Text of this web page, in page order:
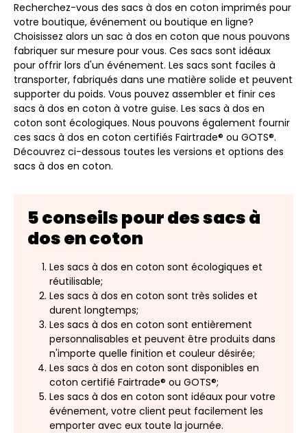
Recherchez-vous des sacs à dos en coton imprimés pour
votre boutique, événement ou boutique en ligne?
Choisissez alors un sac à dos en coton que nous pouvons
fabriquer sur mesure pour vous. Ces sacs sont idéaux
pour offrir lors d'un événement. Les sacs sont faciles à
transporter, fabriqués dans une matière solide et peuvent
supporter du poids. Vous pouvez assembler et finir ces
sacs à dos en coton à votre guise. Les sacs à dos en
coton sont écologiques. Nous pouvons également fournir
ces sacs à dos en coton certifiés Fairtrade® ou GOTS®.
Découvrez ci-dessous toutes les versions et options des
sacs à dos en coton.
5 conseils pour des sacs à
dos en coton
Les sacs à dos en coton sont écologiques et
réutilisable;
Les sacs à dos en coton sont très solides et
durent longtemps;
Les sacs à dos en coton sont entièrement
personnalisables et peuvent être produits dans
n'importe quelle finition et couleur désirée;
Les sacs à dos en coton sont disponibles en
coton certifié Fairtrade® ou GOTS®;
Les sacs à dos en coton sont idéaux pour votre
événement, votre client peut facilement les
emporter avec eux toute la journée.